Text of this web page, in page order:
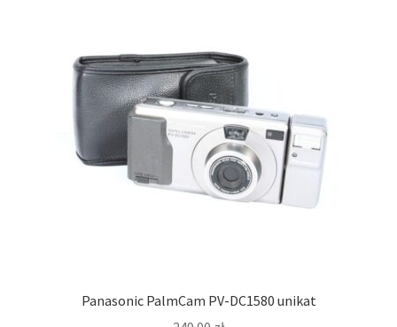
Panasonic PalmCam PV-DC1580 unikat